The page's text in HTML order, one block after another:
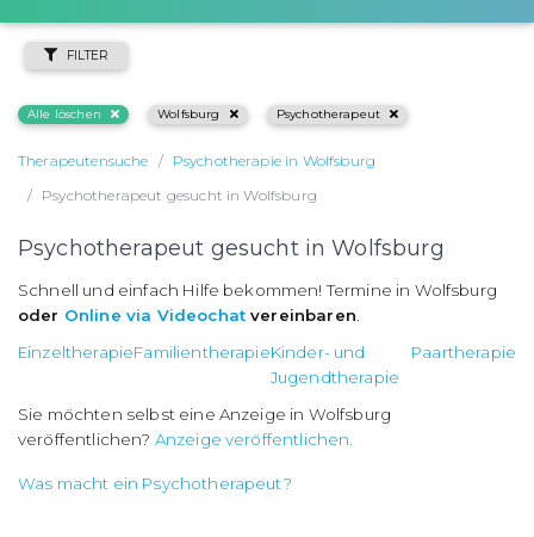
FILTER
Alle löschen Wolfsburg Psychotherapeut
Therapeutensuche
Psychotherapie in Wolfsburg
Psychotherapeut gesucht in Wolfsburg
Psychotherapeut gesucht in Wolfsburg
Schnell und einfach Hilfe bekommen! Termine in Wolfsburg
oder Online via Videochat vereinbaren
EinzeltherapieFamilientherapieKinder- und
Jugendtherapie
Paartherapie
Sie möchten selbst eine Anzeige in Wolfsburg
veröffentlichen? Anzeige veröffentlichen.
Was macht ein Psychotherapeut?